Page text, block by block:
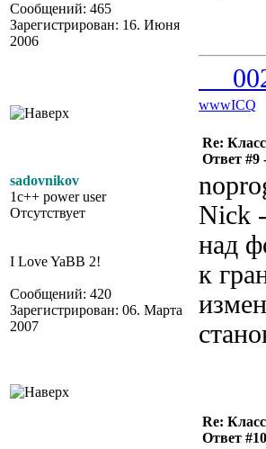
Сообщений: 465
Зарегистрирован: 16. Июня
2006
wwwICQ
sadovnikov
1c++ power user
Отсутствует
I Love YaBB 2!
Сообщений: 420
Зарегистрирован: 06. Марта
2007
Re:
Ответ #9
Nick
над
к
Re:
Ответ